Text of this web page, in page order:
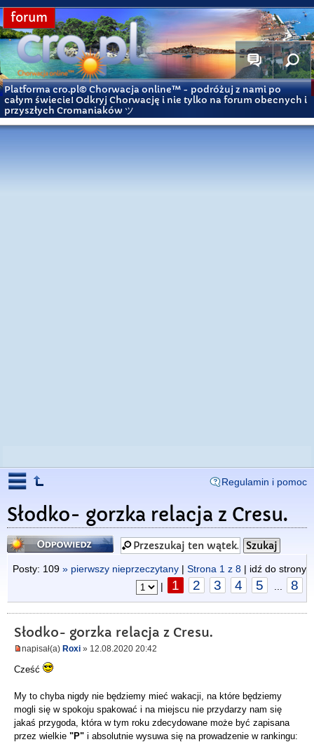
forum
Platforma cro.pl© Chorwacja online™ - podróżuj z nami po
całym świecie! Odkryj Chorwację i nie tylko na forum obecnych i
przyszłych Cromaniaków ツ
Regulamin i pomoc
Słodko- gorzka relacja z Cresu.
Odpowiedz
Posty: 109 » pierwszy nieprzeczytany | Strona 1 z 8 | idź do strony
|
1 2 3 4 5 8
Słodko- gorzka relacja z Cresu.
napisał(a) Roxi » 12.08.2020 20:42
Cześć
My to chyba nigdy nie będziemy mieć wakacji, na które będziemy
mogli się w spokoju spakować i na miejscu nie przydarzy nam się
jakaś przygoda, która w tym roku zdecydowane może być zapisana
przez wielkie "P" i absolutnie wysuwa się na prowadzenie w rankingu: